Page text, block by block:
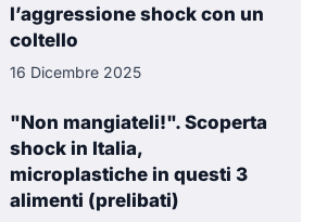
l’aggressione shock con un
coltello
16 Dicembre 2025
"Non mangiateli!". Scoperta
shock in Italia,
microplastiche in questi 3
alimenti (prelibati)